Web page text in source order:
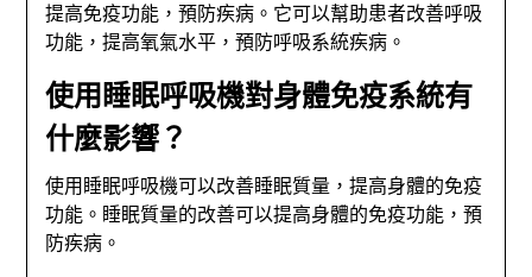
提高免疫功能，預防疾病。它可以幫助患者改善呼吸
功能，提高氧氣水平，預防呼吸系統疾病。
使用睡眠呼吸機對身體免疫系統有
什麼影響？
使用睡眠呼吸機可以改善睡眠質量，提高身體的免疫
功能。睡眠質量的改善可以提高身體的免疫功能，預
防疾病。